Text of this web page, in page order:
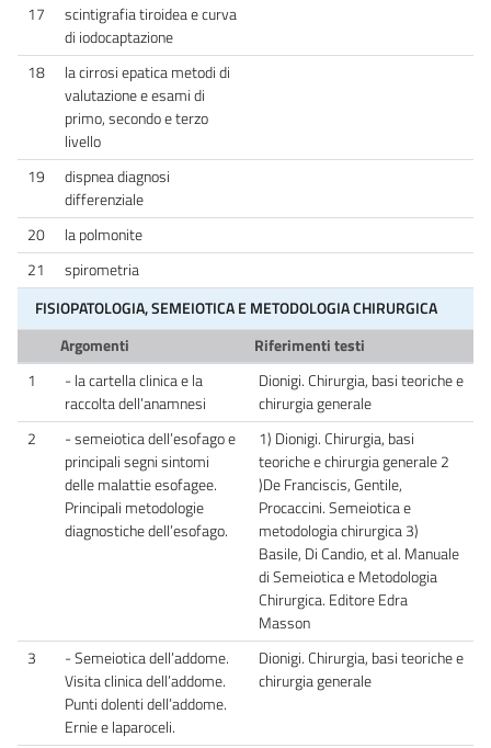
17
scintigrafia tiroidea e curva
di iodocaptazione
18
la cirrosi epatica metodi di
valutazione e esami di
primo, secondo e terzo
livello
19
dispnea diagnosi
differenziale
20
la polmonite
21
spirometria
FISIOPATOLOGIA, SEMEIOTICA E METODOLOGIA CHIRURGICA
Argomenti
Riferimenti testi
1
- la cartella clinica e la
raccolta dell’anamnesi
Dionigi. Chirurgia, basi teoriche e
chirurgia generale
2
- semeiotica dell’esofago e
principali segni sintomi
delle malattie esofagee.
Principali metodologie
diagnostiche dell’esofago.
1) Dionigi. Chirurgia, basi
teoriche e chirurgia generale 2
)De Franciscis, Gentile,
Procaccini. Semeiotica e
metodologia chirurgica 3)
Basile, Di Candio, et al. Manuale
di Semeiotica e Metodologia
Chirurgica. Editore Edra
Masson
3
- Semeiotica dell’addome.
Visita clinica dell’addome.
Punti dolenti dell’addome.
Ernie e laparoceli.
Dionigi. Chirurgia, basi teoriche e
chirurgia generale